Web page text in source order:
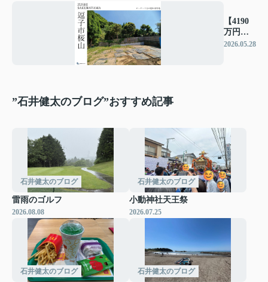
【4190
万円】
ビーチ
2026.05.28
”石井健太のブログ”おすすめ記事
石井健太のブログ
雷雨のゴルフ
2026.08.08
石井健太のブログ
小動神社天王祭
2026.07.25
石井健太のブログ 石井健太のブログ